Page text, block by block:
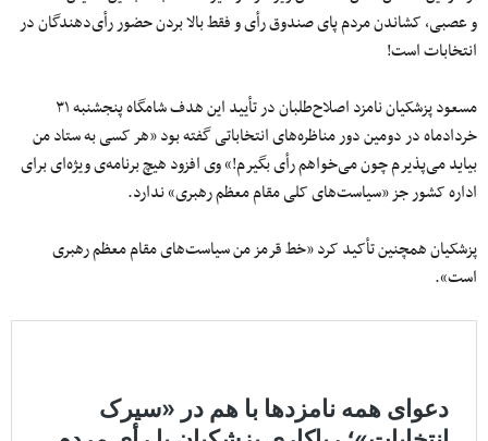
و عصبی، کشاندن مردم پای صندوق رأی و فقط بالا بردن حضور رأی‌دهندگان در
انتخابات است!
مسعود پزشکیان نامزد اصلاح‌طلبان در تأیید این هدف شامگاه پنجشنبه ۳۱
خردادماه در دومین دور مناظره‌های انتخاباتی گفته بود «هر کسی به ستاد من
بیاید می‌پذیرم چون می‌خواهم رأی بگیرم!» وی افزود هیچ برنامه‌ی ویژه‌ای برای
اداره کشور جز «سیاست‌های کلی مقام معظم رهبری» ندارد.
پزشکیان همچنین تأکید کرد «خط قرمز من سیاست‌های مقام معظم رهبری
است».